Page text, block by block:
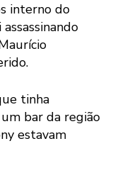
interno do
tinha
bar da região
estavam